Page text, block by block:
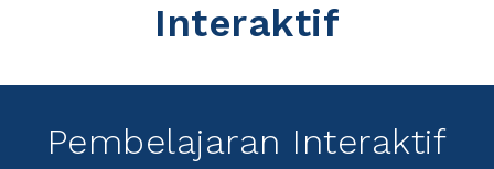
Interaktif
Pembelajaran Interaktif